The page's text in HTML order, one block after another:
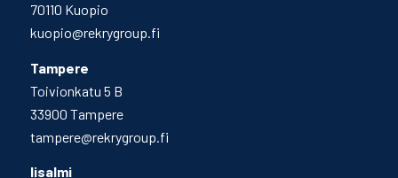
70110 Kuopio
kuopio@rekrygroup.fi
Tampere
Toivionkatu 5 B
33900 Tampere
tampere@rekrygroup.fi
Iisalmi